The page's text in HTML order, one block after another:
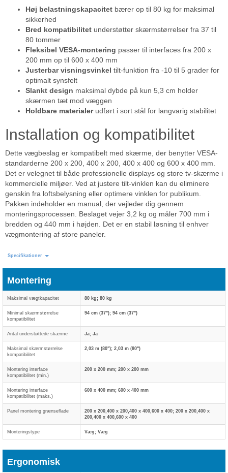
Høj belastningskapacitet bærer op til 80 kg for maksimal
sikkerhed
Bred kompatibilitet understøtter skærmstørrelser fra 37 til
80 tommer
Fleksibel VESA-montering passer til interfaces fra 200 x
200 mm op til 600 x 400 mm
Justerbar visningsvinkel tilt-funktion fra -10 til 5 grader for
optimalt synsfelt
Slankt design maksimal dybde på kun 5,3 cm holder
skærmen tæt mod væggen
Holdbare materialerudført i sort stål for langvarig stabilitet
Installation og kompatibilitet
Dette vægbeslag er kompatibelt med skærme, der benytter VESA-
standarderne 200 x 200, 400 x 200, 400 x 400 og 600 x 400 mm.
Det er velegnet til både professionelle displays og store tv-skærme i
kommercielle miljøer. Ved at justere tilt-vinklen kan du eliminere
genskin fra loftsbelysning eller optimere vinklen for publikum.
Pakken indeholder en manual, der vejleder dig gennem
monteringsprocessen. Beslaget vejer 3,2 kg og måler 700 mm i
bredden og 440 mm i højden. Det er en stabil løsning til enhver
vægmontering af store paneler.
Specifikationer
Montering
Maksimal vægtkapacitet 80 kg; 80 kg
Minimal skærmstørrelse
kompatibilitet
94 cm (37"); 94 cm (37")
Antal understøttede skærme Ja; Ja
Maksimal skærmstørrelse
kompatibilitet
2,03 m (80"); 2,03 m (80")
Montering interface
kompatibilitet (min.)
200 x 200 mm; 200 x 200 mm
Montering interface
kompatibilitet (maks.)
600 x 400 mm; 600 x 400 mm
Panel montering grænseflade
200 x 200,400 x 200,400 x 400,600 x 400; 200 x 200,400 x
200,400 x 400,600 x 400
Monteringstype Væg; Væg
Ergonomisk